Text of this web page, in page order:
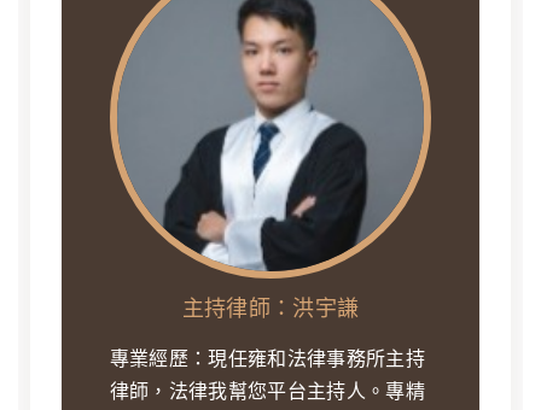
主持律師：洪宇謙
專業經歷：現任雍和法律事務所主持
律師，法律我幫您平台主持人。專精